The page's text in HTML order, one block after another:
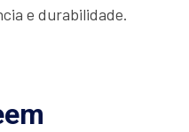
e durabilidade.